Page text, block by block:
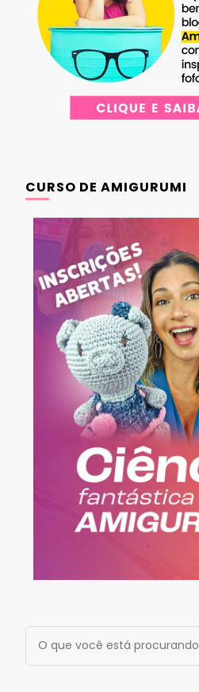
CURSO DE AMIGURUMI
Procurando
algo?